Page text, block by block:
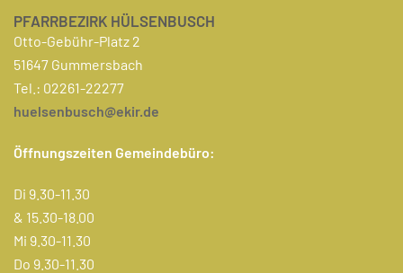
PFARRBEZIRK HÜLSENBUSCH
Otto-Gebühr-Platz 2
51647 Gummersbach
Tel.: 02261-22277
huelsenbusch@ekir.de
Öffnungszeiten Gemeindebüro:
Di 9.30-11.30
& 15.30-18.00
Mi 9.30-11.30
Do 9.30-11.30